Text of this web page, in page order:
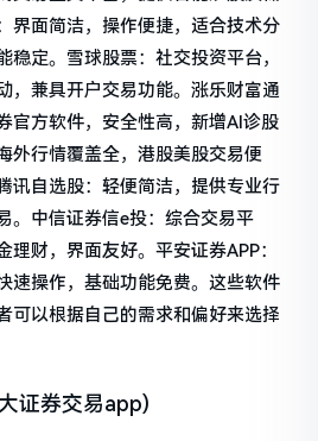
界面简洁，操作便捷，适合技术分
稳定。雪球股票：社交投资平台，
，兼具开户交易功能。涨乐财富通
官方软件，安全性高，新增AI诊股
外行情覆盖全，港股美股交易便
讯自选股：轻便简洁，提供专业行
。中信证券信e投：综合交易平
理财，界面友好。平安证券APP：
速操作，基础功能免费。这些软件
可以根据自己的需求和偏好来选择
证券交易app)